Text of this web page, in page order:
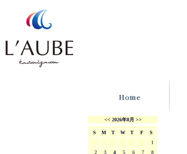
<< 2026年8月 >>
S M T W T F
S
1
2
3 4 5 6 7
8